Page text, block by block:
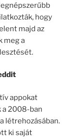
hogy
majd az
meg a
appokat
a 2008-ban
létrehozásában.
ki saját